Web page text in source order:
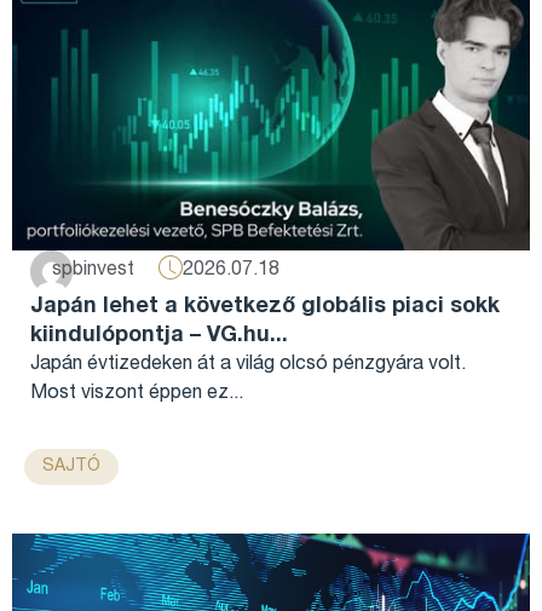
spbinvest 2026.07.18
Japán lehet a következő globális piaci sokk
kiindulópontja – VG.hu...
Japán évtizedeken át a világ olcsó pénzgyára volt.
Most viszont éppen ez...
SAJTÓ